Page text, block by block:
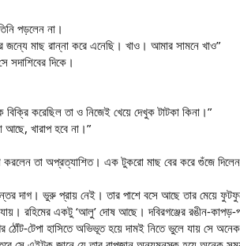
পড়লেন না।
জন্যে মাছ রান্না করে এনেছি। খাও। আমার সামনে খাও”
সদাশিবের দিকে।
করেছিল তা ও নিজেই খেয়ে দেখুক টাটকা কিনা।”
আছে, খারাপ হবে না।”
করলেন তা অপ্রত্যাশিত। এক টুকরো মাছ বের করে গুঁজে
দাগ। ভুরু প্রায় নেই। তার পাশে বসে আছে তার মেয়ে
রহিমের একটু ‘আলু’ দোষ আছে। দবিরগঞ্জের রঙীন-
টেপা হাসিতে অভিভূত হয়ে দামই নিতে ভুলে যায় সে